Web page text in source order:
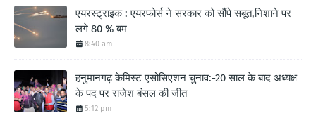
एयरस्ट्राइक : एयरफोर्स ने सरकार को सौंपे सबूत,निशाने पर
लगे 80 % बम
8:40 am
हनुमानगढ़ केमिस्ट एसोसिएशन चुनाव:-20 साल के बाद अध्यक्ष
के पद पर राजेश बंसल की जीत
5:12 pm